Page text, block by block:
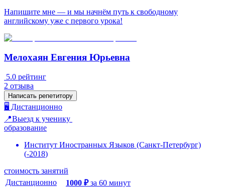
Напишите мне — и мы начнём путь к свободному
английскому уже с первого урока!
Мелохаян Евгения Юрьевна
5.0 рейтинг
2 отзыва
Написать репетитору
🖥️ Дистанционно
📍Выезд к ученику
образование
Институт Иностранных Языков (Санкт-Петербург)
(-2018)
стоимость занятий
Дистанционно
1000 ₽ за 60 минут